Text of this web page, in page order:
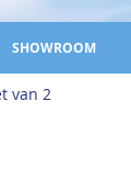
SHOWROOM
van 2